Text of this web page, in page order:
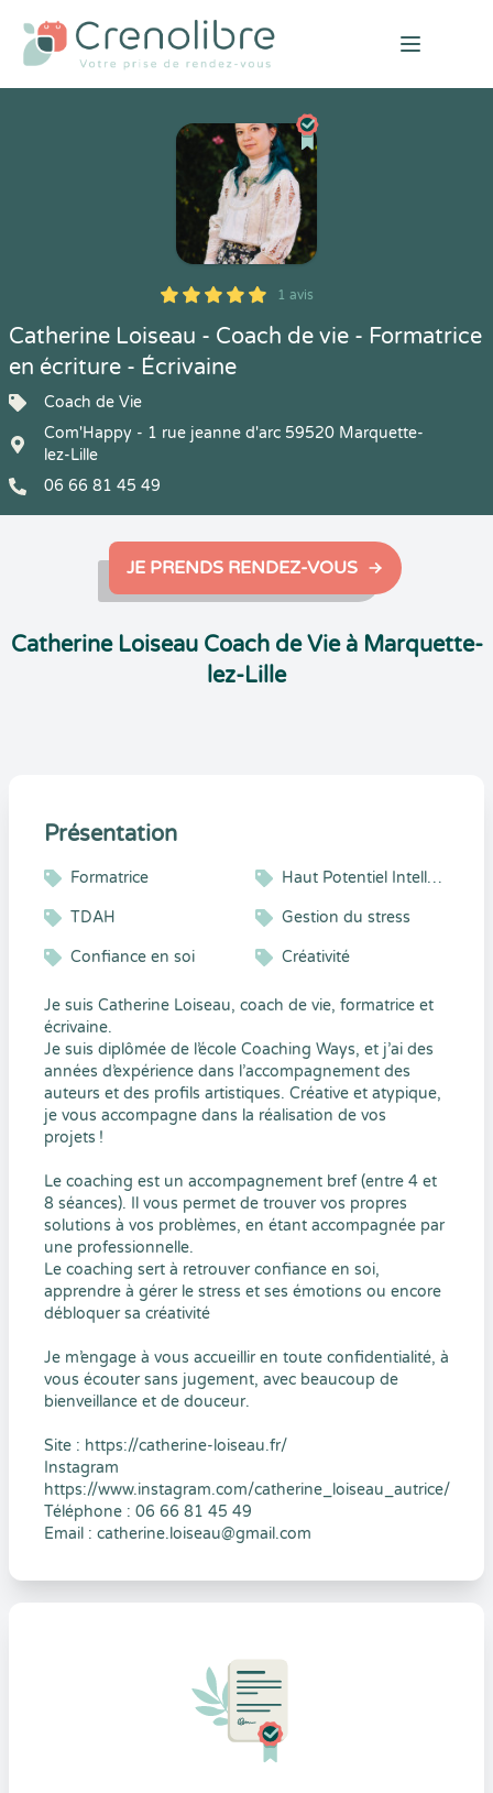
Open
5
1
5
1 1 avis
Catherine Loiseau - Coach de vie - Formatrice
en écriture - Écrivaine
Coach de Vie
Com'Happy - 1 rue jeanne d'arc 59520 Marquette-
lez-Lille
06 66 81 45 49
JE PRENDS RENDEZ-VOUS
Catherine Loiseau Coach de Vie à Marquette-
lez-Lille
Présentation
Formatrice Haut Potentiel Intellectuel/HPI
TDAH Gestion du stress
Confiance en soi Créativité
Je suis Catherine Loiseau, coach de vie, formatrice et
écrivaine.
Je suis diplômée de l’école Coaching Ways, et j’ai des
années d’expérience dans l’accompagnement des
auteurs et des profils artistiques. Créative et atypique,
je vous accompagne dans la réalisation de vos
projets !
Le coaching est un accompagnement bref (entre 4 et
8 séances). Il vous permet de trouver vos propres
solutions à vos problèmes, en étant accompagnée par
une professionnelle.
Le coaching sert à retrouver confiance en soi,
apprendre à gérer le stress et ses émotions ou encore
débloquer sa créativité
Je m’engage à vous accueillir en toute confidentialité, à
vous écouter sans jugement, avec beaucoup de
bienveillance et de douceur.
Site : https://catherine-loiseau.fr/
Instagram
https://www.instagram.com/catherine_loiseau_autrice/
Téléphone : 06 66 81 45 49
Email : catherine.loiseau@gmail.com